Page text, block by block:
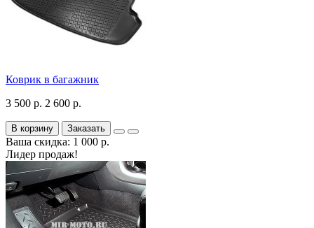
Коврик в багажник
3 500 р. 2 600 р.
В корзину Заказать
Ваша скидка: 1 000 р.
Лидер продаж!